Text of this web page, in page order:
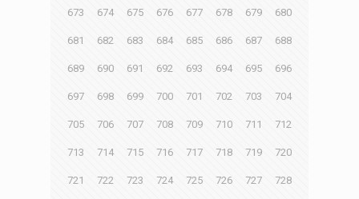
673 674 675 676 677 678 679 680
681 682 683 684 685 686 687 688
689 690 691 692 693 694 695 696
697 698 699 700 701 702 703 704
705 706 707 708 709 710 711 712
713 714 715 716 717 718 719 720
721 722 723 724 725 726 727 728